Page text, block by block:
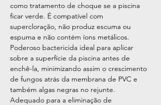
como tratamento de choque se a piscina
ficar verde. É compatível com
supercloração, não produz escuma ou
espuma e não contém íons metálicos.
Poderoso bactericida ideal para aplicar
sobre a superfície da piscina antes de
enchê-la, minimizando assim o crescimento
de fungos atrás da membrana de PVC e
também algas negras no rejunte.
Adequado para a eliminação de